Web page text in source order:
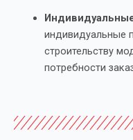
индивидуальные
строительству
потребности